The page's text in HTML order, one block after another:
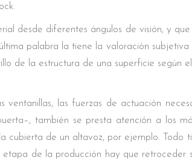
desde diferentes ángulos de visión, y
palabra la tiene la valoración subjetiva
de la estructura de una superficie según
las fuerzas de actuación
también se presta atención a los
cubierta de un altavoz, por ejemplo. Todo
de la producción hay que retroceder